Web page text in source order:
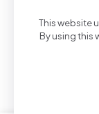
© 2024
This website
By using this